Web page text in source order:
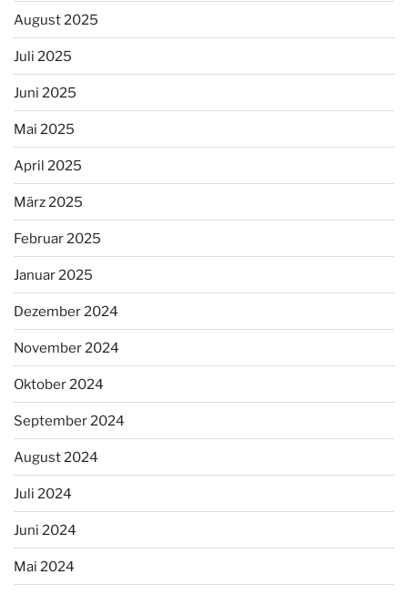
August 2025
Juli 2025
Juni 2025
Mai 2025
April 2025
März 2025
Februar 2025
Januar 2025
Dezember 2024
November 2024
Oktober 2024
September 2024
August 2024
Juli 2024
Juni 2024
Mai 2024